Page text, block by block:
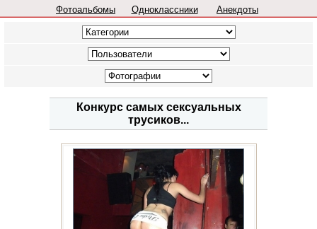
Фотоальбомы Одноклассники Анекдоты
Конкурс самых сексуальных
трусиков...